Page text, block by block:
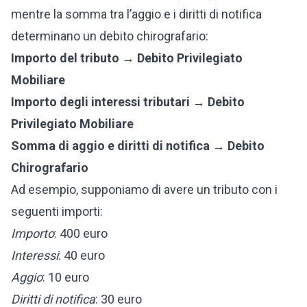
mentre la somma tra l’aggio e i diritti di notifica
determinano un debito chirografario:
Importo del tributo → Debito Privilegiato
Mobiliare
Importo degli interessi tributari → Debito
Privilegiato Mobiliare
Somma di aggio e diritti di notifica → Debito
Chirografario
Ad esempio, supponiamo di avere un tributo con i
seguenti importi:
Importo: 400 euro
Interessi: 40 euro
Aggio: 10 euro
Diritti di notifica: 30 euro